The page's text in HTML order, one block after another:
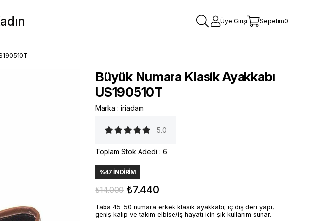
Üye Girişi Sepetim0
Büyük Numara Klasik Ayakkabı
US190510T
Marka : iriadam
5.0
Toplam Stok Adedi : 6
%47 İNDIRIM
₺14.000 ₺7.440
Taba 45-50 numara erkek klasik ayakkabı; iç dış deri yapı,
geniş kalıp ve takım elbise/iş hayatı için şık kullanım sunar.